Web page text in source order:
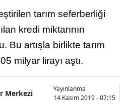
tarım seferberliği
kredi miktarının
Bu artışla birlikte tarım
milyar lirayı aştı.
Merkezi
Yayınlanma
14 Kasım 2019 - 07:15